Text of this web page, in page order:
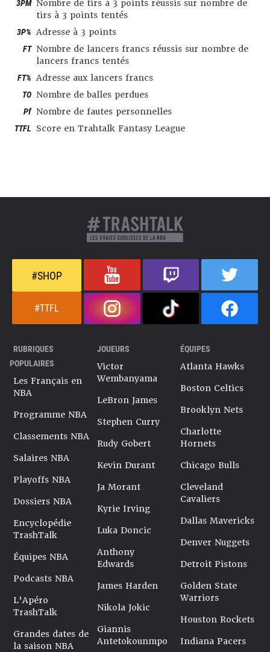
3PM Nombre de tirs à 3 points réussis sur nombre de
tirs à 3 points tentés
3P% Adresse à 3 points
FT Nombre de lancers francs réussis sur nombre de
lancers francs tentés
FT% Adresse aux lancers francs
TO Nombre de balles perdues
Pf Nombre de fautes personnelles
TTFL Score en Trahtalk Fantasy League
#SHOP
#TTFL
RUBRIQUES
POPULAIRES
Les Français en
NBA
Programme NBA
Classements NBA
Salaires NBA
Playoffs NBA
Dossiers NBA
Encyclopédie
TrashTalk
Équipes NBA
Podcasts NBA
L'Apéro
TrashTalk
Grandes dates de
la saison NBA
JOUEURS
Victor
Wembanyama
LeBron James
Stephen Curry
Rudy Gobert
Kevin Durant
Ja Morant
Kyrie Irving
Luka Doncic
Anthony
Edwards
James Harden
Nikola Jokic
Giannis
Antetokounmpo
ÉQUIPES
Atlanta Hawks
Boston Celtics
Brooklyn Nets
Charlotte
Hornets
Chicago Bulls
Cleveland
Cavaliers
Dallas Mavericks
Denver Nuggets
Detroit Pistons
Golden State
Warriors
Houston Rockets
Indiana Pacers